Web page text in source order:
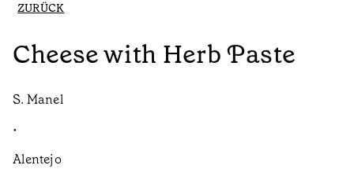
ZURÜCK
Cheese with Herb Paste
S. Manel
•
Alentejo